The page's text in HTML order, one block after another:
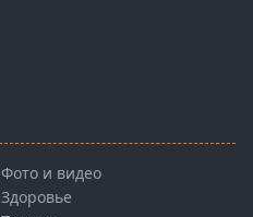
Фото и видео
Здоровье